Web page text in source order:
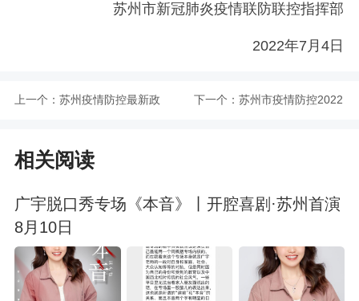
苏州市新冠肺炎疫情联防联控指挥部
2022年7月4日
上一个： 苏州疫情防控最新政 下一个： 苏州市疫情防控2022
相关阅读
广宇脱口秀专场《本音》丨开腔喜剧·苏州首演
8月10日